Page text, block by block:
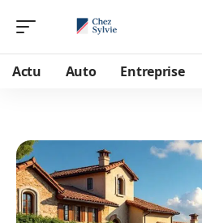
Actu Auto Entreprise